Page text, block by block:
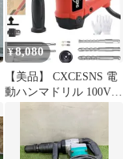
¥8,080
【美品】 CXCESNS 電
動ハンマドリル 100V
コード式 低振動機構